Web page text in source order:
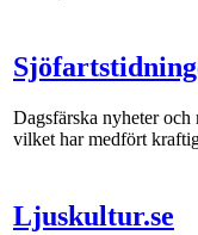
Dagsfärska nyheter och
vilket har medfört
Ljuskultur.se